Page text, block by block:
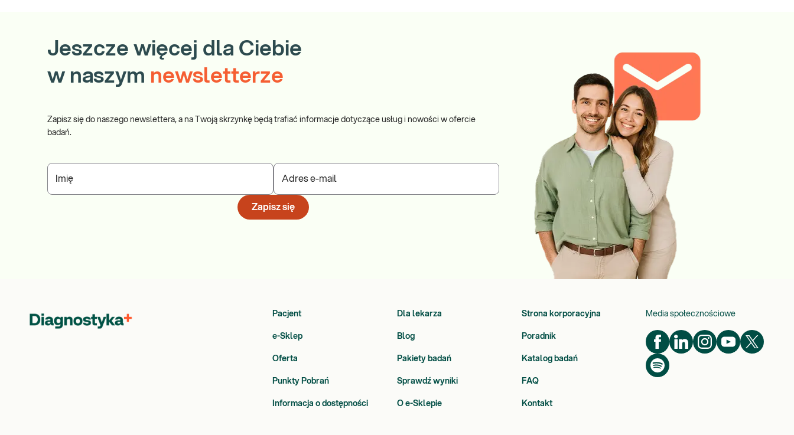
Jeszcze więcej dla Ciebie
w naszym newsletterze
Zapisz się do naszego newslettera, a na Twoją skrzynkę będą trafiać informacje dotyczące usług i nowości w ofercie
badań.
Imię Adres e-mail
Zapisz się
Pacjent Dla lekarza Strona korporacyjna
e-Sklep Blog Poradnik
Oferta Pakiety badań Katalog badań
Punkty Pobrań Sprawdź wyniki FAQ
Informacja o dostępności O e-Sklepie Kontakt
Media społecznościowe